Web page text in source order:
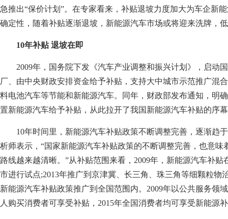
急推出“保价计划”。在专家看来，补贴退坡力度加大为车企新
确定性，随着补贴逐渐退坡，新能源汽车市场或将迎来洗牌，
10年补贴 退坡在即
2009年，国务院下发《汽车产业调整和振兴计划》，启动
厂、由中央财政安排资金给予补贴，支持大中城市示范推广混
料电池汽车等节能和新能源汽车。同年，财政部发布通知，明
置新能源汽车给予补贴，从此拉开了我国新能源汽车补贴的序
10年时间里，新能源汽车补贴政策不断调整完善，逐渐趋
析师表示，“国家新能源汽车补贴政策的不断调整完善，也意味
路线越来越清晰。”从补贴范围来看，2009年，新能源汽车补贴
市进行试点;2013年推广到京津冀、长三角、珠三角等细颗粒物
新能源汽车补贴政策推广到全国范围内。2009年以公共服务领
人购买消费者可享受补贴，2015年全国消费者均可享受新能源